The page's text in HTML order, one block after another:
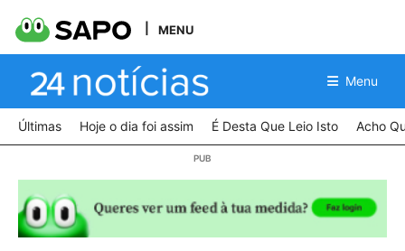
MENU
Menu
Últimas Hoje o dia foi assim É Desta Que Leio Isto Acho